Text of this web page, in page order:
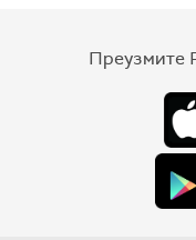
Преузмите